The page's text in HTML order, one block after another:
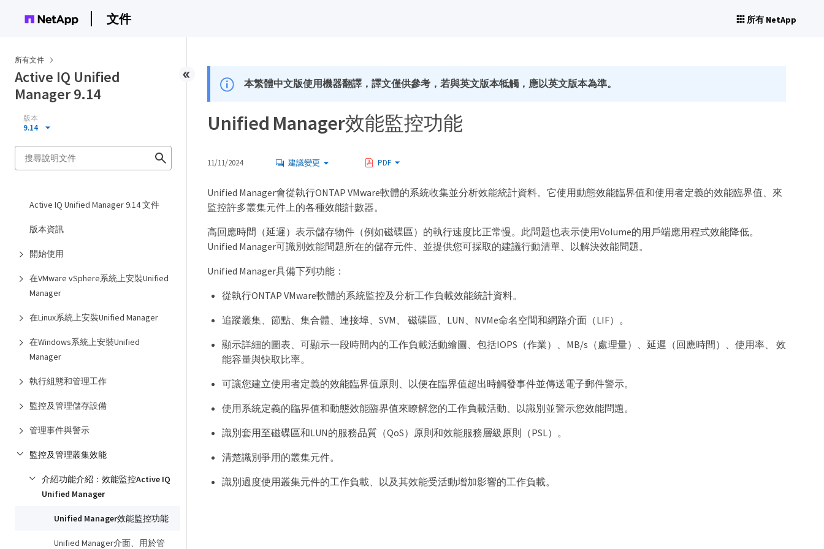
文件 所有 NetApp
所有文件
Active IQ Unified
Manager 9.14
版本
9.14
Active IQ Unified Manager 9.14 文件
版本資訊
開始使用
在VMware vSphere系統上安裝Unified
Manager
在Linux系統上安裝Unified Manager
在Windows系統上安裝Unified
Manager
執行組態和管理工作
監控及管理儲存設備
管理事件與警示
監控及管理叢集效能
介紹功能介紹：效能監控Active IQ
Unified Manager
Unified Manager效能監控功能
Unified Manager介面、用於管
本繁體中文版使用機器翻譯，譯文僅供參考，若與英文版本牴觸，應以英文版本為準。
Unified Manager效能監控功能
11/11/2024 建議變更 PDF
Unified Manager會從執行ONTAP VMware軟體的系統收集並分析效能統計資料。它使用動態效能臨界值和使用者定義的效能臨界值、來
監控許多叢集元件上的各種效能計數器。
高回應時間（延遲）表示儲存物件（例如磁碟區）的執行速度比正常慢。此問題也表示使用Volume的用戶端應用程式效能降低。
Unified Manager可識別效能問題所在的儲存元件、並提供您可採取的建議行動清單、以解決效能問題。
Unified Manager具備下列功能：
從執行ONTAP VMware軟體的系統監控及分析工作負載效能統計資料。
追蹤叢集、節點、集合體、連接埠、SVM、 磁碟區、LUN、NVMe命名空間和網路介面（LIF）。
顯示詳細的圖表、可顯示一段時間內的工作負載活動繪圖、包括IOPS（作業）、MB/s（處理量）、延遲（回應時間）、使用率、 效
能容量與快取比率。
可讓您建立使用者定義的效能臨界值原則、以便在臨界值超出時觸發事件並傳送電子郵件警示。
使用系統定義的臨界值和動態效能臨界值來瞭解您的工作負載活動、以識別並警示您效能問題。
識別套用至磁碟區和LUN的服務品質（QoS）原則和效能服務層級原則（PSL）。
清楚識別爭用的叢集元件。
識別過度使用叢集元件的工作負載、以及其效能受活動增加影響的工作負載。